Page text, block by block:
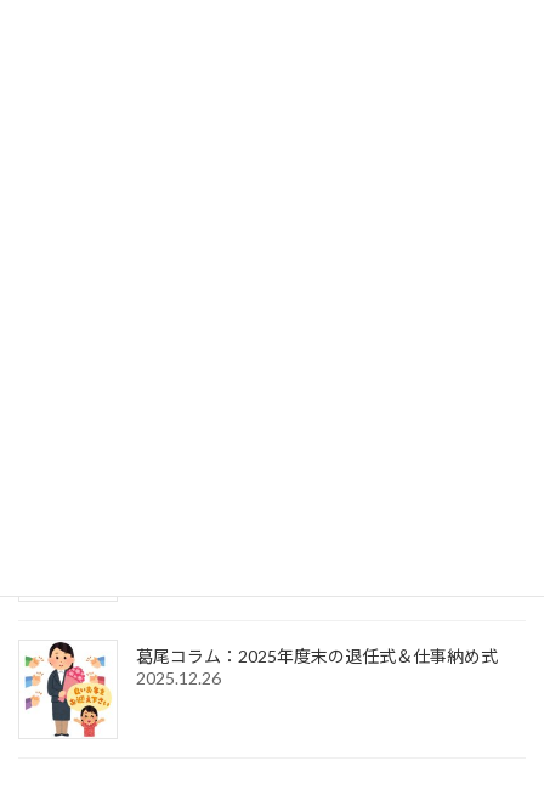
葛尾コラム：2025年度末の退任式＆仕事納め式
2025.12.26